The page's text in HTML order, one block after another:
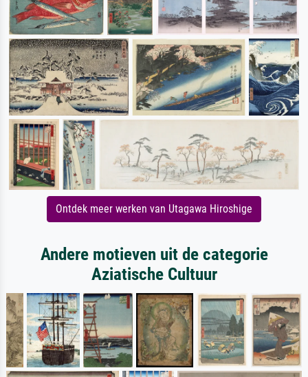
Ontdek meer werken van Utagawa Hiroshige
Andere motieven uit de categorie
Aziatische Cultuur